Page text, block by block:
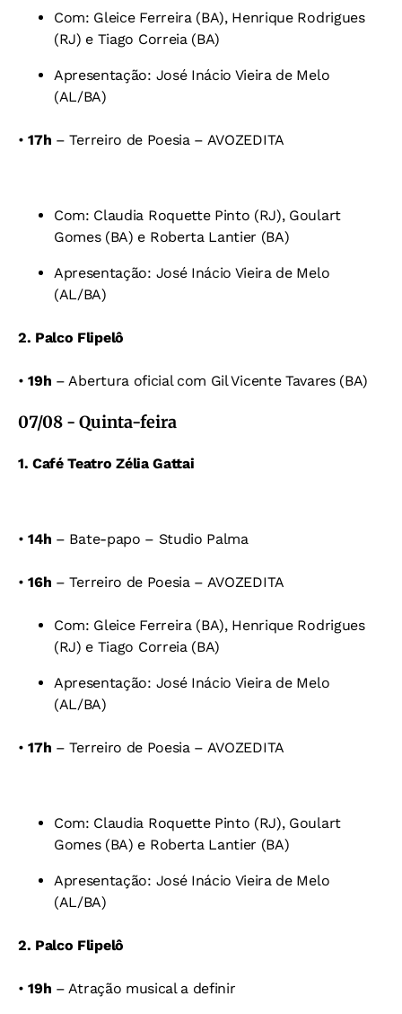
Com: Gleice Ferreira (BA), Henrique Rodrigues
(RJ) e Tiago Correia (BA)
Apresentação: José Inácio Vieira de Melo
(AL/BA)
•17h – Terreiro de Poesia – AVOZEDITA
Com: Claudia Roquette Pinto (RJ), Goulart
Gomes (BA) e Roberta Lantier (BA)
Apresentação: José Inácio Vieira de Melo
(AL/BA)
2. Palco Flipelô
•19h – Abertura oficial com Gil Vicente Tavares (BA)
07/08 - Quinta-feira
1. Café Teatro Zélia Gattai
•14h – Bate-papo – Studio Palma
•16h – Terreiro de Poesia – AVOZEDITA
Com: Gleice Ferreira (BA), Henrique Rodrigues
(RJ) e Tiago Correia (BA)
Apresentação: José Inácio Vieira de Melo
(AL/BA)
•17h – Terreiro de Poesia – AVOZEDITA
Com: Claudia Roquette Pinto (RJ), Goulart
Gomes (BA) e Roberta Lantier (BA)
Apresentação: José Inácio Vieira de Melo
(AL/BA)
2. Palco Flipelô
•19h – Atração musical a definir